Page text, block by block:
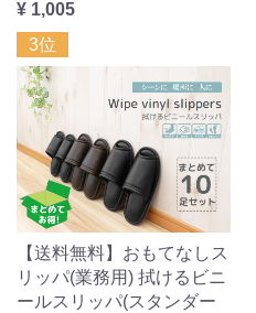
¥ 1,005
3位
【送料無料】おもてなしス
リッパ(業務用) 拭けるビニ
ールスリッパ(スタンダー